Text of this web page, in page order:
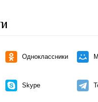
Одноклассники
Skype